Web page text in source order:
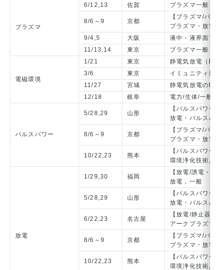
プラズマ
6/12,13 佐賀 プラズマ一般
8/6～9 京都
【プラズマ/パ
プラズマ・放電
9/4,5
大阪
液中・液界面プ
11/13,14
東京 プラズマ一般
電磁環境
1/21 東京
静電気放電（
3/6
東京
イミュニティ規
11/27
宮城
静電気放電の
12/18
岐阜 電力/生体/一般
パルスパワー
5/28,29 山形
【パルスパワー
放電・パルスパ
8/6～9 京都
【プラズマ/パ
プラズマ・放電
10/22,23 熊本
【パルスパワー
環境浄化技術,放
放電
1/29,30 福岡
【放電/誘電・
放電，一般
5/28,29 山形
【パルスパワー
放電・パルスパ
6/22,23 名古屋
【放電/静止器/
アークプラズマ
8/6～9 京都
【プラズマ/パ
プラズマ・放電
10/22,23 熊本
【パルスパワー
環境浄化技術,放